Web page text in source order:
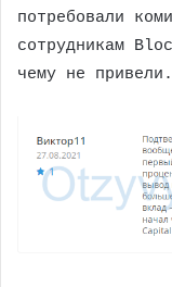
потребовали
сотрудникам
чему не